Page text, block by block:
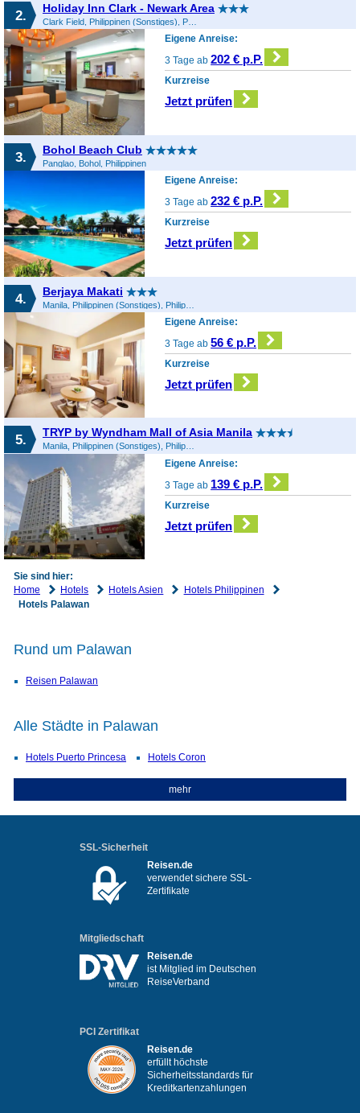
2. Holiday Inn Clark - Newark Area
Clark Field, Philippinen (Sonstiges), Philippinen
Eigene Anreise:
3 Tage ab202 € p.P.
Kurzreise
Jetzt prüfen
3. Bohol Beach Club
Panglao, Bohol, Philippinen
Eigene Anreise:
3 Tage ab232 € p.P.
Kurzreise
Jetzt prüfen
4. Berjaya Makati
Manila, Philippinen (Sonstiges), Philippinen
Eigene Anreise:
3 Tage ab56 € p.P.
Kurzreise
Jetzt prüfen
5. TRYP by Wyndham Mall of Asia Manila
Manila, Philippinen (Sonstiges), Philippinen
Eigene Anreise:
3 Tage ab 139 € p.P.
Kurzreise
Jetzt prüfen
Sie sind hier:
Home
Hotels Hotels Asien
Hotels Philippinen
Hotels Palawan
Rund um Palawan
Reisen Palawan
Alle Städte in Palawan
Hotels Puerto Princesa Hotels Coron
mehr
SSL-Sicherheit
Reisen.de
verwendet sichere SSL-
Zertifikate
Mitgliedschaft
Reisen.de
ist Mitglied im Deutschen
ReiseVerband
PCI Zertifikat
Reisen.de
erfüllt höchste
Sicherheitsstandards für
Kreditkartenzahlungen